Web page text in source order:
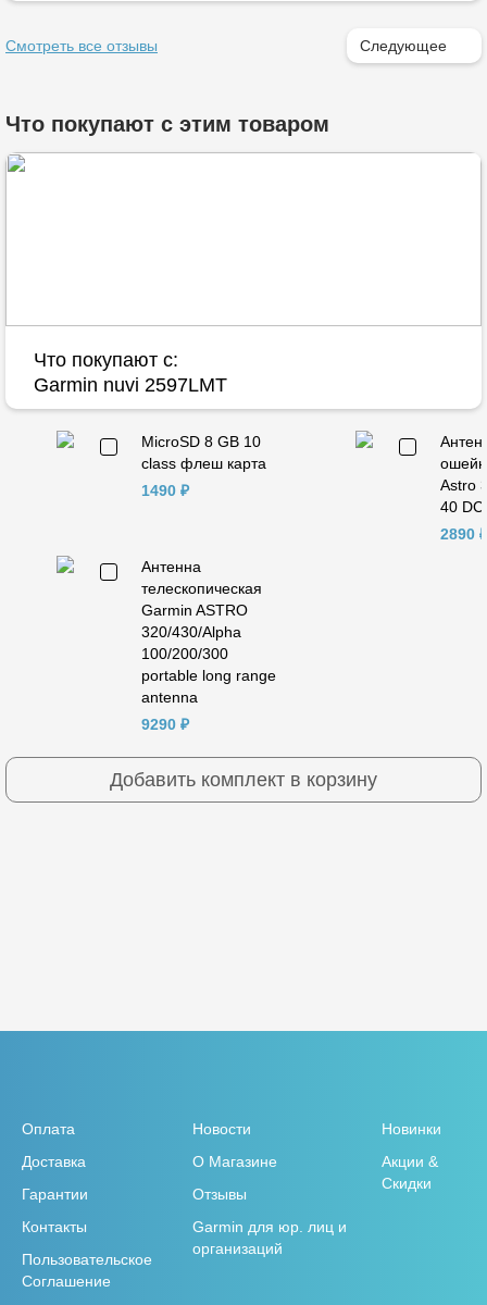
Смотреть все отзывы Следующее
Что покупают с этим товаром
Что покупают с:
Garmin nuvi 2597LMT
MicroSD 8 GB 10
class флеш карта
1490 ₽
Astro
40
2890 ₽
Антенна
телескопическая
Garmin ASTRO
320/430/Alpha
100/200/300
portable long range
antenna
9290 ₽
Добавить комплект в корзину
Оплата
Доставка
Гарантии
Контакты
Пользовательское
Соглашение
Новости
О Магазине
Отзывы
Garmin для юр. лиц и
организаций
Новинки
Акции &
Скидки